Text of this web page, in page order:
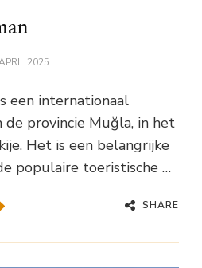
2025
een internationaal
provincie Muğla, in het
Het is een belangrijke
populaire toeristische …
SHARE